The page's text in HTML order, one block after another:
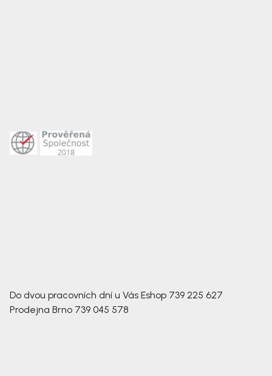
Do dvou pracovních dní u Vás Eshop 739 225 627
Prodejna Brno 739 045 578